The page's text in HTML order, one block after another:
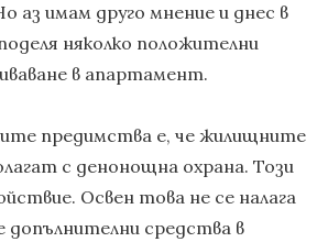
аз имам друго мнение и днес в
няколко положителни
в апартамент.
предимства е, че жилищните
с денонощна охрана. Този
Освен това не се налага
допълнителни средства в